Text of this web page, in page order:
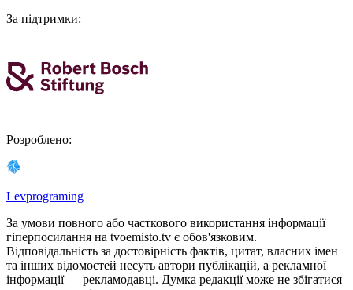
За підтримки:
Розроблено:
Levprograming
За умови повного або часткового використання iнформацiї
гіперпосилання на tvoemisto.tv є обов'язковим.
Відповідальність за достовірність фактів, цитат, власних імен
та інших відомостей несуть автори публікацій, а рекламної
інформації — рекламодавці. Думка редакцiї може не збiгатися